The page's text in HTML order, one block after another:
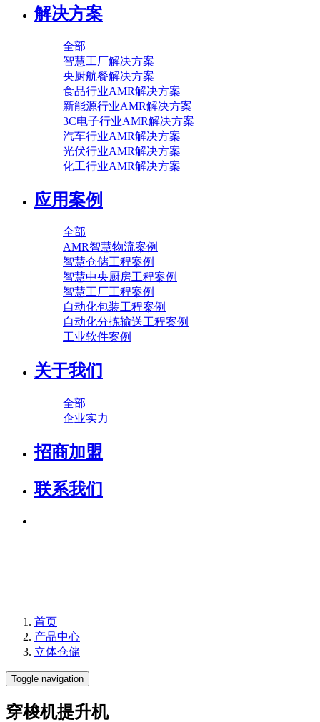
解决方案
全部
智慧工厂解决方案
央厨航餐解决方案
食品行业AMR解决方案
新能源行业AMR解决方案
3C电子行业AMR解决方案
汽车行业AMR解决方案
光伏行业AMR解决方案
化工行业AMR解决方案
应用案例
全部
AMR智慧物流案例
智慧仓储工程案例
智慧中央厨房工程案例
智慧工厂工程案例
自动化包装工程案例
自动化分拣输送工程案例
工业软件案例
关于我们
全部
企业实力
招商加盟
联系我们
首页
产品中心
立体仓储
Toggle navigation
穿梭机提升机